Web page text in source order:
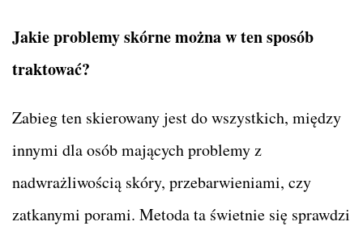
Jakie problemy skórne można w ten sposób
traktować?
Zabieg ten skierowany jest do wszystkich, między
innymi dla osób mających problemy z
nadwrażliwością skóry, przebarwieniami, czy
zatkanymi porami. Metoda ta świetnie się sprawdzi